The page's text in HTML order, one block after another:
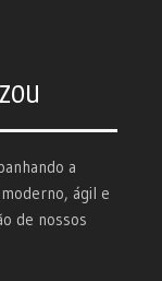
a
ágil e
de nossos